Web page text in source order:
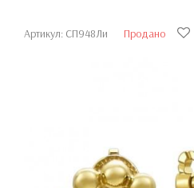
Артикул: СП948Ли Продано